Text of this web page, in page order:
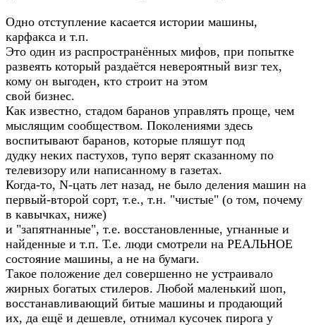
Одно отступление касается истории машины,
карфакса и т.п.
Это один из распространённых мифов, при попытке
развеять который раздаётся невероятный визг тех,
кому он выгоден, кто строит на этом
свой бизнес.
Как известно, стадом баранов управлять проще, чем
мыслящим сообществом. Поколениями здесь
воспитывают баранов, которые пляшут под
дудку неких пастухов, тупо верят сказанному по
телевизору или написанному в газетах.
Когда-то, N-цать лет назад, не было деления машин на
первый-второй сорт, т.е., т.н. "чистые" (о том, почему
в кавычках, ниже)
и "запятнанные", т.е. восстановленные, угнанные и
найденные и т.п. Т.е. люди смотрели на РЕАЛЬНОЕ
состояние машины, а не на бумаги.
Такое положение дел совершенно не устраивало
жирных богатых стилеров. Любой маленький шоп,
восстанавливающий битые машины и продающий
их, да ещё и дешевле, отнимал кусочек пирога у